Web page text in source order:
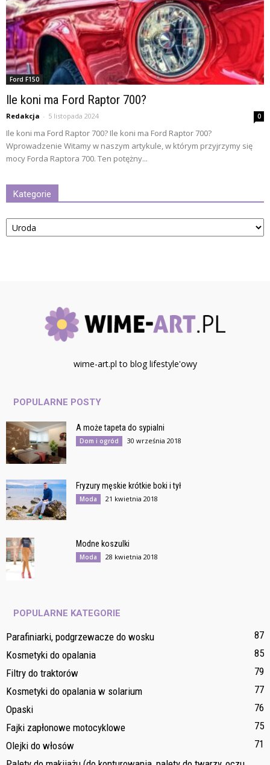
Ford F150
Ile koni ma Ford Raptor 700?
Redakcja - 5 listopada 2024 0
Ile koni ma Ford Raptor 700? Ile koni ma Ford Raptor 700?
Wprowadzenie Witamy w naszym artykule, w którym przyjrzymy się
mocy Forda Raptora 700. Ten potężny...
Kategorie
Kategorie
wime-art.pl to blog lifestyle'owy
POPULARNE POSTY
A może tapeta do sypialni
Dom i ogród 30 września 2018
Fryzury męskie krótkie boki i tył
Moda 21 kwietnia 2018
Modne koszulki
Moda 28 kwietnia 2018
POPULARNE KATEGORIE
Parafiniarki, podgrzewacze do wosku
87
Kosmetyki do opalania
85
Filtry do traktorów
79
Kosmetyki do opalania w solarium
77
Opaski
76
Fajki zapłonowe motocyklowe
75
Olejki do włosów
71